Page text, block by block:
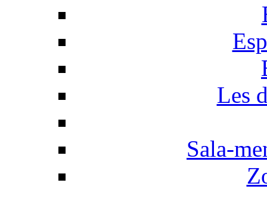
Les
Sala-